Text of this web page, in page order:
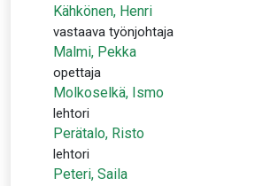
Kähkönen, Henri
vastaava työnjohtaja
Malmi, Pekka
opettaja
Molkoselkä, Ismo
lehtori
Perätalo, Risto
lehtori
Peteri, Saila